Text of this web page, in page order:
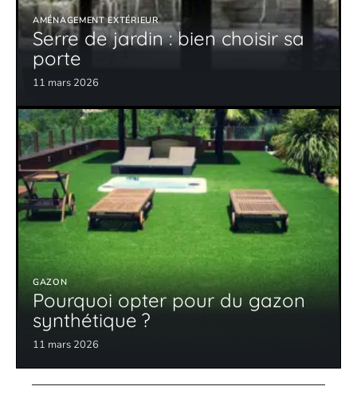
AMÉNAGEMENT EXTÉRIEUR
Serre de jardin : bien choisir sa
porte
11 mars 2026
GAZON
Pourquoi opter pour du gazon
synthétique ?
11 mars 2026